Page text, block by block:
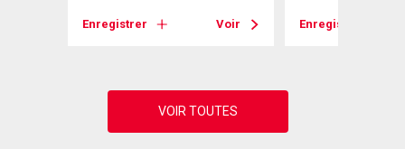
Enregistrer Voir Enregistrer